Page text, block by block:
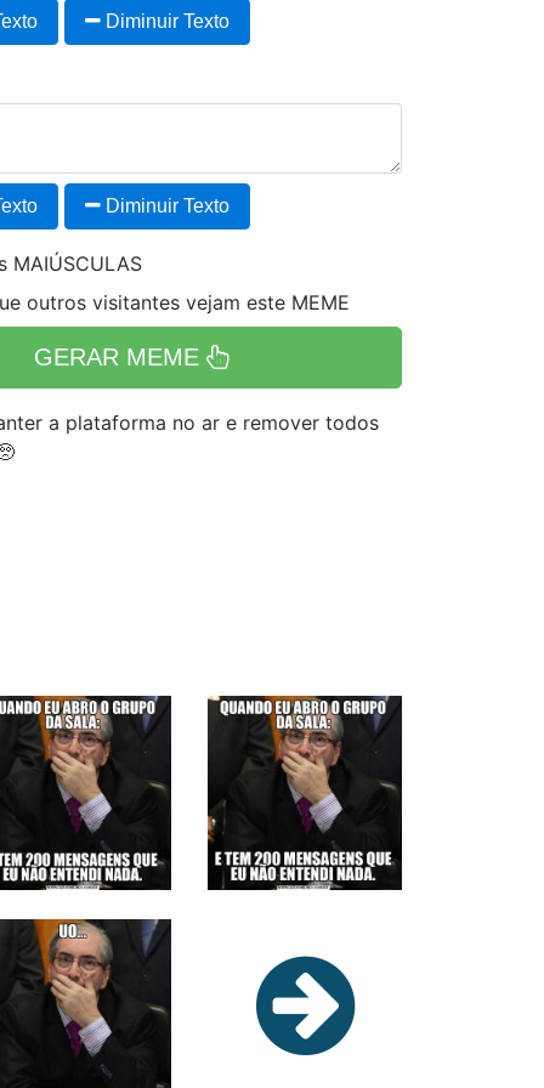
Diminuir Texto
Diminuir Texto
MAIÚSCULAS
outros visitantes vejam este MEME
GERAR MEME
a plataforma no ar e remover todos